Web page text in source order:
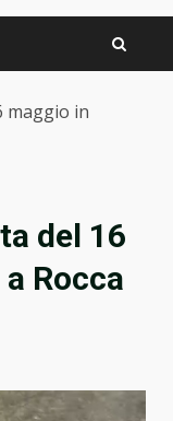
maggio in
del 16
Rocca